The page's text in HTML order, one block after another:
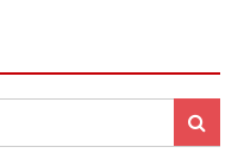
Search